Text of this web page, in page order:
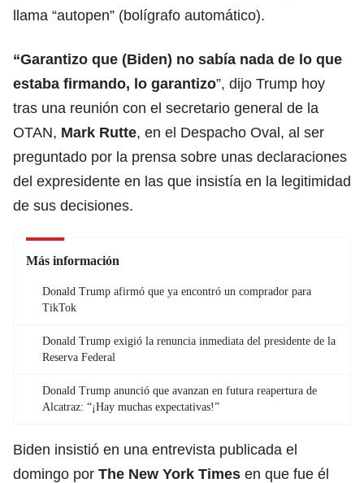
llama “autopen” (bolígrafo automático).
“Garantizo que (Biden) no sabía nada de lo que
estaba firmando, lo garantizo”, dijo Trump hoy
tras una reunión con el secretario general de la
OTAN, Mark Rutte, en el Despacho Oval, al ser
preguntado por la prensa sobre unas declaraciones
del expresidente en las que insistía en la legitimidad
de sus decisiones.
Más información
Donald Trump afirmó que ya encontró un comprador para
TikTok
Donald Trump exigió la renuncia inmediata del presidente de la
Reserva Federal
Donald Trump anunció que avanzan en futura reapertura de
Alcatraz: “¡Hay muchas expectativas!”
Biden insistió en una entrevista publicada el
domingo por The New York Times en que fue él